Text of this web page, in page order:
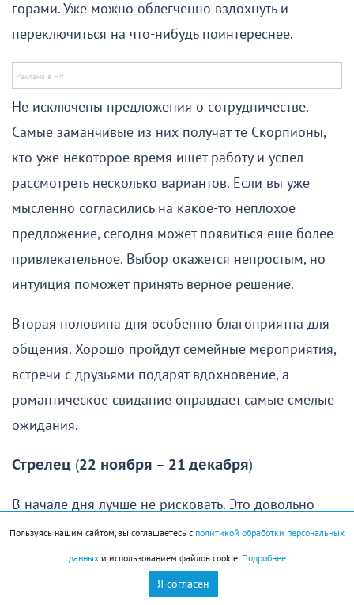
горами. Уже можно облегченно вздохнуть и
переключиться на что-нибудь поинтереснее.
Не исключены предложения о сотрудничестве.
Самые заманчивые из них получат те Скорпионы,
кто уже некоторое время ищет работу и успел
рассмотреть несколько вариантов. Если вы уже
мысленно согласились на какое-то неплохое
предложение, сегодня может появиться еще более
привлекательное. Выбор окажется непростым, но
интуиция поможет принять верное решение.
Вторая половина дня особенно благоприятна для
общения. Хорошо пройдут семейные мероприятия,
встречи с друзьями подарят вдохновение, а
романтическое свидание оправдает самые смелые
ожидания.
Стрелец (22 ноября – 21 декабря)
В начале дня лучше не рисковать. Это довольно
сложное время, когда многим Стрельцам будет
трудно правильно оценить ситуацию.
Представители знака могут строить иллюзии или
Пользуясь нашим сайтом, вы соглашаетесь с политикой обработки персональных
данныхи использованием файлов cookie. Подробнее
Я согласен